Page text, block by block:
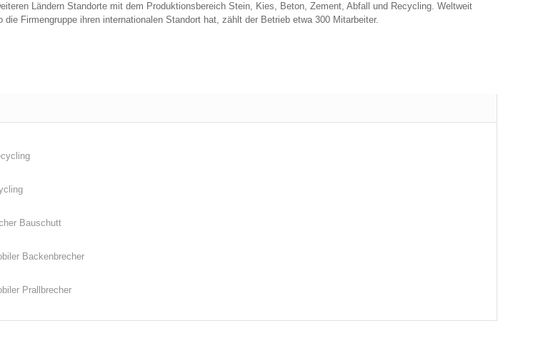
Ländern Standorte mit dem Produktionsbereich Stein, Kies, Beton, Zement, Abfall und Recycling. Weltweit
Firmengruppe ihren internationalen Standort hat, zählt der Betrieb etwa 300 Mitarbeiter.
Bauschutt
Backenbrecher
Prallbrecher